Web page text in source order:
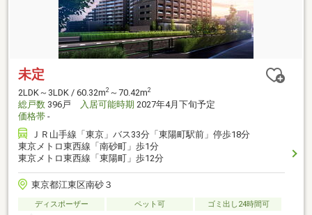
未定
2LDK～3LDK / 60.32m2 ～70.42m2
総戸数 396戸 入居可能時期 2027年4月下旬予定
価格帯 -
ＪＲ山手線「東京」バス33分「東陽町駅前」停歩18分
東京メトロ東西線「南砂町」歩1分
東京メトロ東西線「東陽町」歩12分
東京都江東区南砂３
ディスポーザー ペット可 ゴミ出し24時間可